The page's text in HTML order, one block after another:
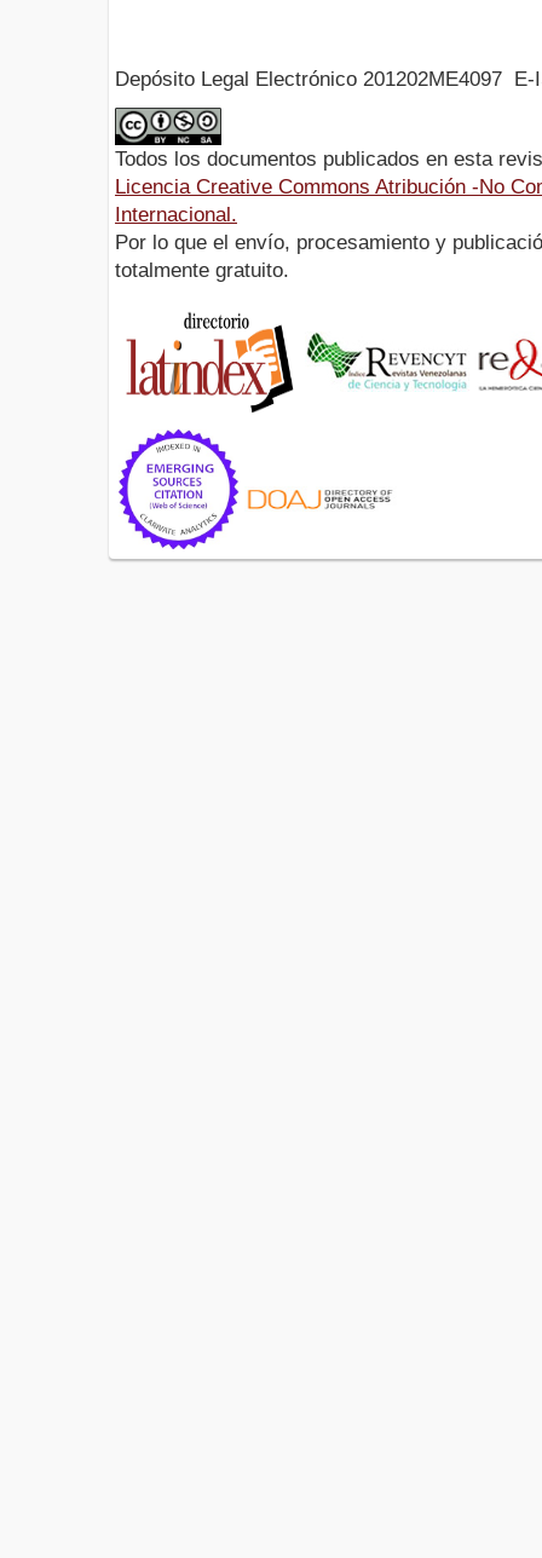
Depósito Legal Electrónico 201202ME4097 E-
Todos los documentos publicados en esta
Licencia Creative Commons Atribución -No
Internacional.
Por lo que el envío, procesamiento y
totalmente gratuito.